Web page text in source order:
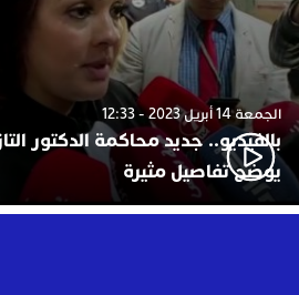
الجمعة 14 أبريل 2023 - 12:33
بالفيديو.. جديد محاكمة الدكتور
يوضح تفاصيل مثيرة